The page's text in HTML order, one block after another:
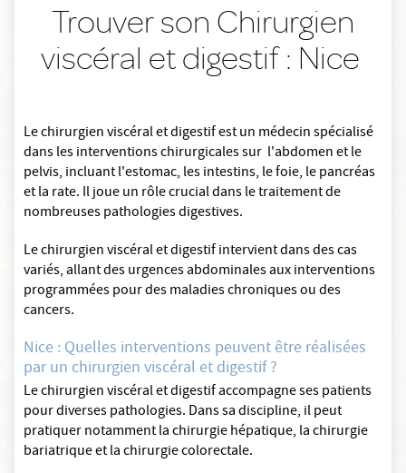
Trouver son Chirurgien
viscéral et digestif : Nice
Le chirurgien viscéral et digestif est un médecin spécialisé
dans les interventions chirurgicales sur l'abdomen et le
pelvis, incluant l'estomac, les intestins, le foie, le pancréas
et la rate. Il joue un rôle crucial dans le traitement de
nombreuses pathologies digestives.
Le chirurgien viscéral et digestif intervient dans des cas
variés, allant des urgences abdominales aux interventions
programmées pour des maladies chroniques ou des
cancers.
Nice : Quelles interventions peuvent être réalisées
par un chirurgien viscéral et digestif ?
Le chirurgien viscéral et digestif accompagne ses patients
pour diverses pathologies. Dans sa discipline, il peut
pratiquer notamment la chirurgie hépatique, la chirurgie
bariatrique et la chirurgie colorectale.